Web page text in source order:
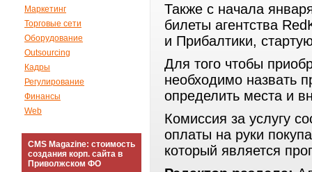
Маркетинг
Торговые сети
Оборудование
Outsourcing
Кадры
Регулирование
Финансы
Web
CMS Magazine: стоимость
создания корп. сайта в
Приволжском ФО
Также с начала
билеты агентства
и Прибалтики,
Для того чтобы
необходимо назвать
определить места и
Комиссия за услугу
оплаты на руки
который является